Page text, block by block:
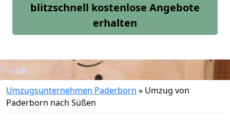
blitzschnell kostenlose Angebote
erhalten
Umzugsunternehmen Paderborn » Umzug von
Paderborn nach Süßen